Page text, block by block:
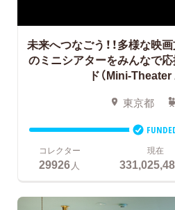
未来へつなごう！！多様な映
のミニシアターをみんなで
ド（Mini-Theater
東京都
コレクター
29926人
現在